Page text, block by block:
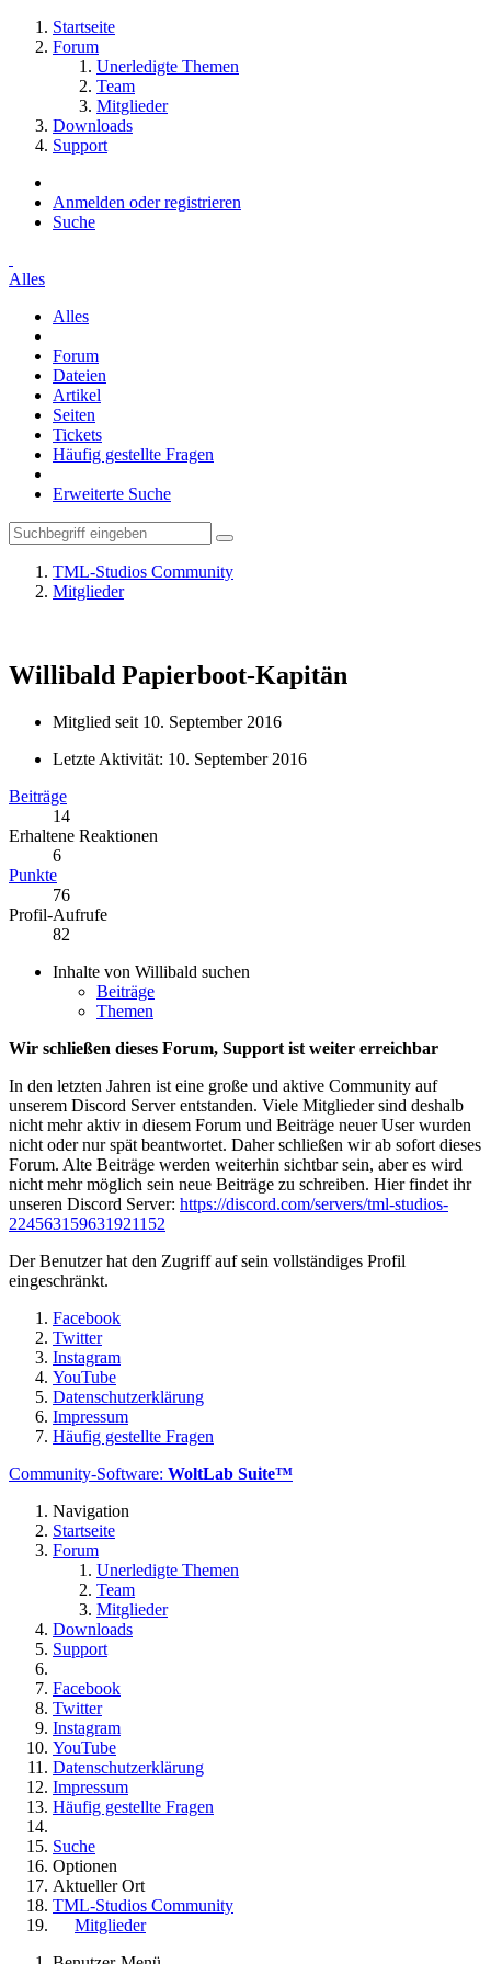
Startseite
Forum
Unerledigte Themen
Team
Mitglieder
Downloads
Support
Anmelden oder registrieren
Suche
Alles
Alles
Forum
Dateien
Artikel
Seiten
Tickets
Häufig gestellte Fragen
Erweiterte Suche
TML-Studios Community
Mitglieder
Willibald Papierboot-Kapitän
Mitglied seit 10. September 2016
Letzte Aktivität: 10. September 2016
Beiträge
14
Erhaltene Reaktionen
6
Punkte
76
Profil-Aufrufe
82
Inhalte von Willibald suchen
Beiträge
Themen
Wir schließen dieses Forum, Support ist weiter erreichbar
In den letzten Jahren ist eine große und aktive Community auf
unserem Discord Server entstanden. Viele Mitglieder sind deshalb
nicht mehr aktiv in diesem Forum und Beiträge neuer User wurden
nicht oder nur spät beantwortet. Daher schließen wir ab sofort dieses
Forum. Alte Beiträge werden weiterhin sichtbar sein, aber es wird
nicht mehr möglich sein neue Beiträge zu schreiben. Hier findet ihr
unseren Discord Server: https://discord.com/servers/tml-studios-
224563159631921152
Der Benutzer hat den Zugriff auf sein vollständiges Profil
eingeschränkt.
Facebook
Twitter
Instagram
YouTube
Datenschutzerklärung
Impressum
Häufig gestellte Fragen
Community-Software: WoltLab Suite™
Navigation
Startseite
Forum
Unerledigte Themen
Team
Mitglieder
Downloads
Support
Facebook
Twitter
Instagram
YouTube
Datenschutzerklärung
Impressum
Häufig gestellte Fragen
Suche
Optionen
Aktueller Ort
TML-Studios Community
Mitglieder